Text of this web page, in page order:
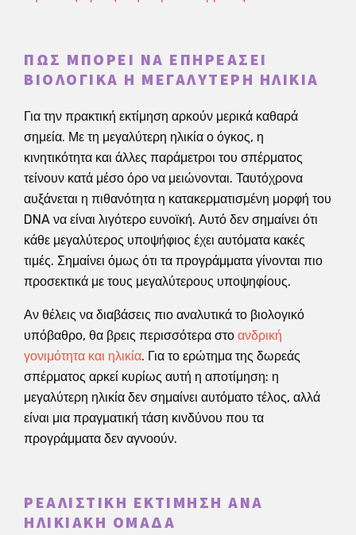
ΠΏΣ ΜΠΟΡΕΊ ΝΑ ΕΠΗΡΕΆΣΕΙ
ΒΙΟΛΟΓΙΚΆ Η ΜΕΓΑΛΎΤΕΡΗ ΗΛΙΚΊΑ
Για την πρακτική εκτίμηση αρκούν μερικά καθαρά
σημεία. Με τη μεγαλύτερη ηλικία ο όγκος, η
κινητικότητα και άλλες παράμετροι του σπέρματος
τείνουν κατά μέσο όρο να μειώνονται. Ταυτόχρονα
αυξάνεται η πιθανότητα η κατακερματισμένη μορφή του
DNA να είναι λιγότερο ευνοϊκή. Αυτό δεν σημαίνει ότι
κάθε μεγαλύτερος υποψήφιος έχει αυτόματα κακές
τιμές. Σημαίνει όμως ότι τα προγράμματα γίνονται πιο
προσεκτικά με τους μεγαλύτερους υποψηφίους.
Αν θέλεις να διαβάσεις πιο αναλυτικά το βιολογικό
υπόβαθρο, θα βρεις περισσότερα στο ανδρική
γονιμότητα και ηλικία. Για το ερώτημα της δωρεάς
σπέρματος αρκεί κυρίως αυτή η αποτίμηση: η
μεγαλύτερη ηλικία δεν σημαίνει αυτόματο τέλος, αλλά
είναι μια πραγματική τάση κινδύνου που τα
προγράμματα δεν αγνοούν.
ΡΕΑΛΙΣΤΙΚΉ ΕΚΤΊΜΗΣΗ ΑΝΆ
ΗΛΙΚΙΑΚΉ ΟΜΆΔΑ